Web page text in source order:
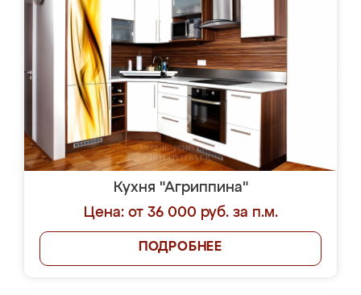
Кухня "Агриппина"
Цена: от 36 000 руб. за п.м.
ПОДРОБНЕЕ